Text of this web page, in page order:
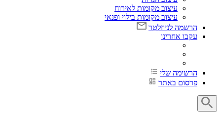
עיצוב מקומות לאירוח
עיצוב מקומות בילוי ופנאי
הרשמה לניוזלטר
עקבו אחרינו
הרשימה שלי
פרסום באתר